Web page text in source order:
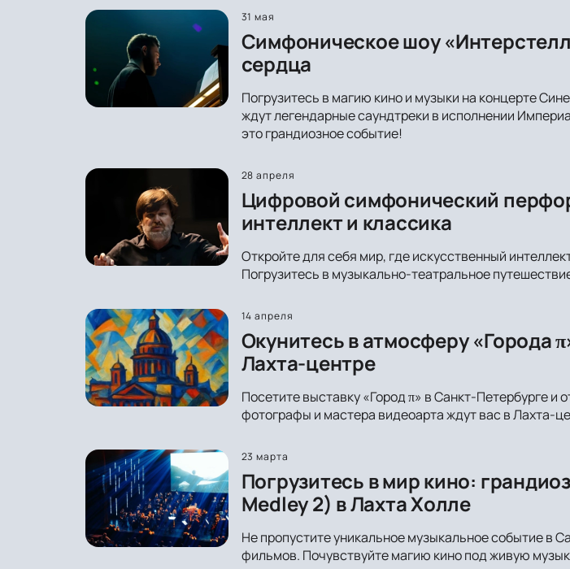
31 мая
Симфоническое шоу
сердца
Погрузитесь в магию кино и музыки на концерте
ждут легендарные саундтреки в исполнении
это грандиозное событие!
28 апреля
Цифровой симфонический
интеллект и классика
Откройте для себя мир, где искусственный
Погрузитесь в музыкально-театральное
14 апреля
Окунитесь в атмосферу «Города
Лахта-центре
Посетите выставку «Город π» в Санкт-Петербурге
фотографы и мастера видеоарта ждут вас в Лахта-
23 марта
Погрузитесь в мир кино:
Medley 2) в Лахта Холле
Не пропустите уникальное музыкальное событие в
фильмов. Почувствуйте магию кино под живую